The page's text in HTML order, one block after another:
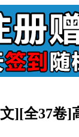
][全37卷]